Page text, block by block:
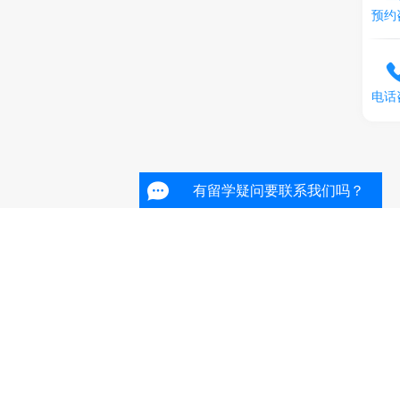
预约
电话
有留学疑问要联系我们吗？
有留学疑问要联系我们吗？
有留学疑问要联系我们吗？